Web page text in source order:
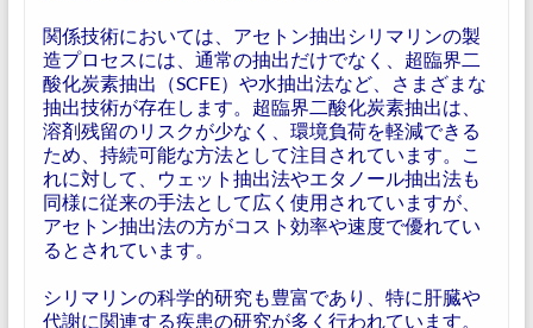
関係技術においては、アセトン抽出シリマリンの製
造プロセスには、通常の抽出だけでなく、超臨界二
酸化炭素抽出（SCFE）や水抽出法など、さまざまな
抽出技術が存在します。超臨界二酸化炭素抽出は、
溶剤残留のリスクが少なく、環境負荷を軽減できる
ため、持続可能な方法として注目されています。こ
れに対して、ウェット抽出法やエタノール抽出法も
同様に従来の手法として広く使用されていますが、
アセトン抽出法の方がコスト効率や速度で優れてい
るとされています。
シリマリンの科学的研究も豊富であり、特に肝臓や
代謝に関連する疾患の研究が多く行われています。